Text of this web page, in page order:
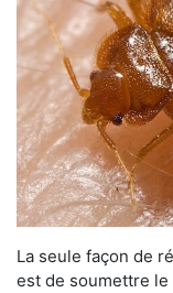
La seule façon de
est de soumettre